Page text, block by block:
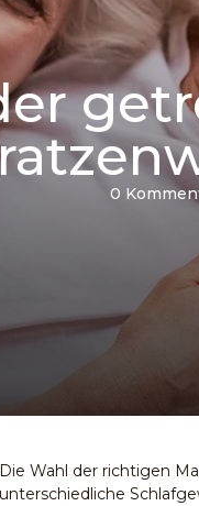
0
Die Wahl der richtigen
unterschiedliche